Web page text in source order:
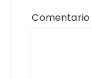
Comentario